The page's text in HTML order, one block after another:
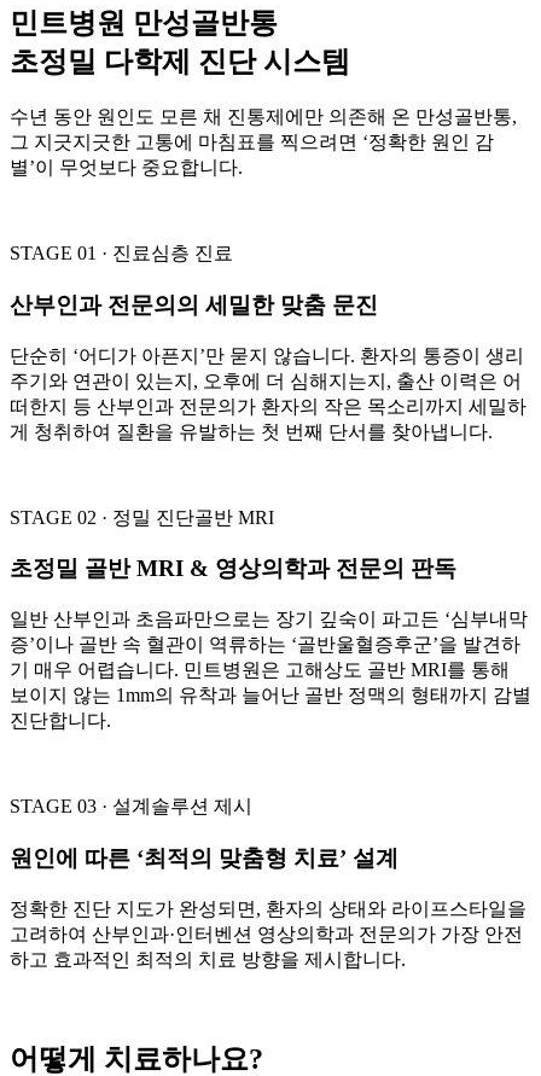
민트병원 만성골반통
초정밀 다학제 진단 시스템
수년 동안 원인도 모른 채 진통제에만 의존해 온 만성골반통,
그 지긋지긋한 고통에 마침표를 찍으려면 ‘정확한 원인 감
별’이 무엇보다 중요합니다.
STAGE 01 · 진료심층 진료
산부인과 전문의의 세밀한 맞춤 문진
단순히 ‘어디가 아픈지’만 묻지 않습니다. 환자의 통증이 생리
주기와 연관이 있는지, 오후에 더 심해지는지, 출산 이력은 어
떠한지 등 산부인과 전문의가 환자의 작은 목소리까지 세밀하
게 청취하여 질환을 유발하는 첫 번째 단서를 찾아냅니다.
STAGE 02 · 정밀 진단골반 MRI
초정밀 골반 MRI & 영상의학과 전문의 판독
일반 산부인과 초음파만으로는 장기 깊숙이 파고든 ‘심부내막
증’이나 골반 속 혈관이 역류하는 ‘골반울혈증후군’을 발견하
기 매우 어렵습니다. 민트병원은 고해상도 골반 MRI를 통해
보이지 않는 1mm의 유착과 늘어난 골반 정맥의 형태까지 감별
진단합니다.
STAGE 03 · 설계 솔루션 제시
원인에 따른 ‘최적의 맞춤형 치료’ 설계
정확한 진단 지도가 완성되면, 환자의 상태와 라이프스타일을
고려하여 산부인과·인터벤션 영상의학과 전문의가 가장 안전
하고 효과적인 최적의 치료 방향을 제시합니다.
어떻게 치료하나요?